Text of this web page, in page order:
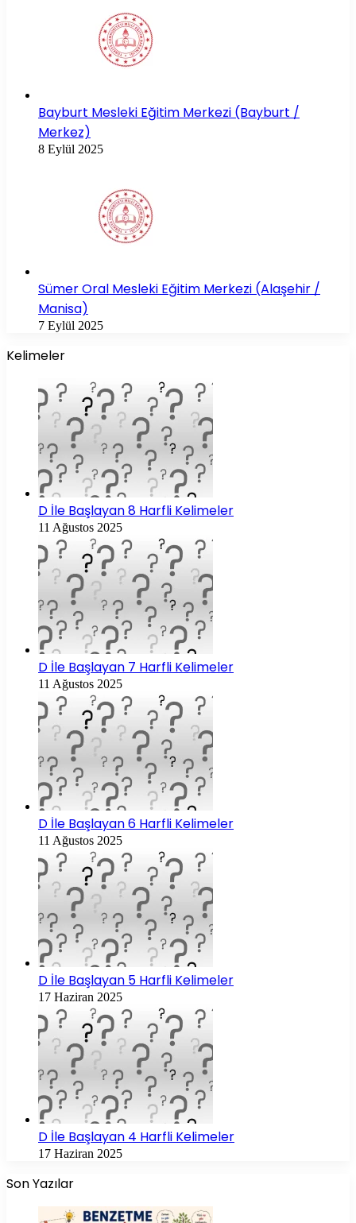
Bayburt Mesleki Eğitim Merkezi (Bayburt /
Merkez)
8 Eylül 2025
Sümer Oral Mesleki Eğitim Merkezi (Alaşehir /
Manisa)
7 Eylül 2025
Kelimeler
D İle Başlayan 8 Harfli Kelimeler
11 Ağustos 2025
D İle Başlayan 7 Harfli Kelimeler
11 Ağustos 2025
D İle Başlayan 6 Harfli Kelimeler
11 Ağustos 2025
D İle Başlayan 5 Harfli Kelimeler
17 Haziran 2025
D İle Başlayan 4 Harfli Kelimeler
17 Haziran 2025
Son Yazılar